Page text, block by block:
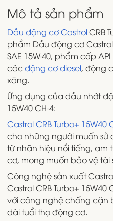
Mô tả sản phẩm
Dầu động cơ CastrolCRB
phẩm Dầu động cơ
SAE 15W-40, phẩm cấp
cácđộng cơ diesel, động
xăng.
Ứng dụng của dầu nhớt
15W40 CH-4:
Castrol CRB Turbo+ 15W40
cho những người muốn
từ nhãn hiệu nổi tiếng,
cơ, mong muốn bảo vệ tài
Công nghệ sản xuất
Castrol CRB Turbo+
với công nghệ chống cặn
dài tuổi thọ động cơ.